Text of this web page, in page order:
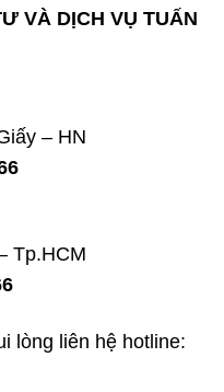
VÀ DỊCH VỤ TUẤN
– HN
Tp.HCM
lòng liên hệ hotline: